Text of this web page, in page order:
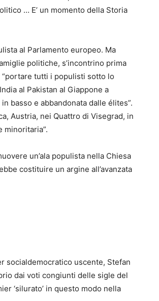
… E’ un momento della Storia
al Parlamento europeo. Ma
politiche, s’incontrino prima
tutti i populisti sotto lo
al Pakistan al Giappone a
basso e abbandonata dalle élites”.
Austria, nei Quattro di Visegrad, in
minoritaria”.
un’ala populista nella Chiesa
costituire un argine all’avanzata
socialdemocratico uscente, Stefan
dai voti congiunti delle sigle del
‘silurato’ in questo modo nella